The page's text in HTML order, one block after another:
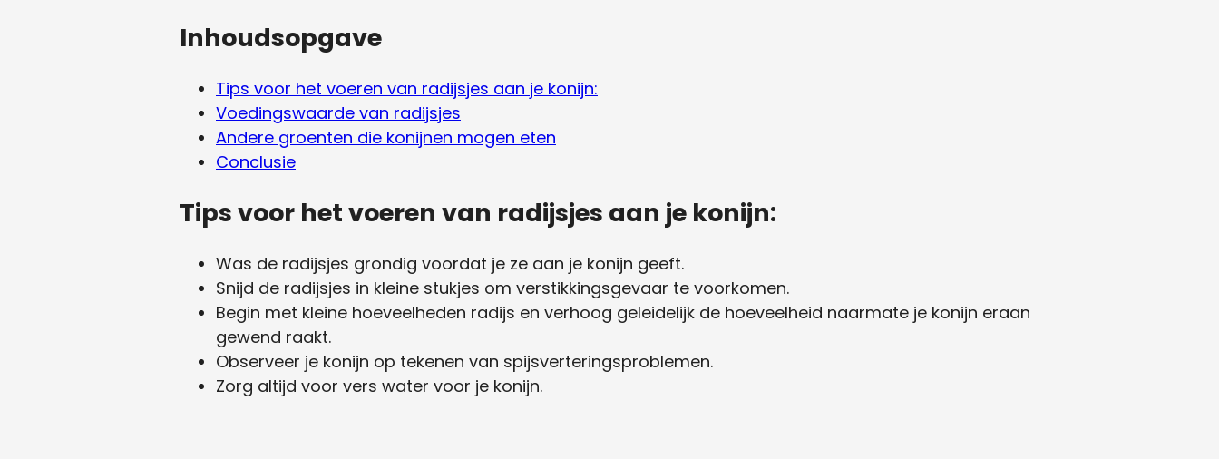
Inhoudsopgave
Tips voor het voeren van radijsjes aan je konijn:
Voedingswaarde van radijsjes
Andere groenten die konijnen mogen eten
Conclusie
Tips voor het voeren van radijsjes aan je konijn:
Was de radijsjes grondig voordat je ze aan je konijn geeft.
Snijd de radijsjes in kleine stukjes om verstikkingsgevaar te voorkomen.
Begin met kleine hoeveelheden radijs en verhoog geleidelijk de hoeveelheid naarmate je konijn eraan
gewend raakt.
Observeer je konijn op tekenen van spijsverteringsproblemen.
Zorg altijd voor vers water voor je konijn.